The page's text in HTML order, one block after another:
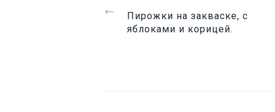
Post
Пирожки на закваске, с
яблоками и корицей.